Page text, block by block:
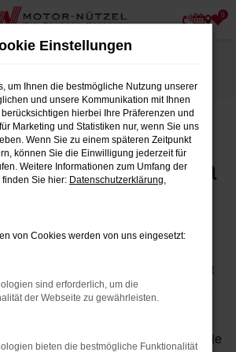
0
Motor-Nützel
für Fulda
Nützel
von Fulda nach einem Fahrzeug
eines Neuwagens mit einem
ist der Proace von Toyota mit
Motor-Nützel die ideale Wahl für Sie.
wir Ihr zuverlässiges Toyota
von Fulda und bieten Ihnen eine
an Proace Tageszulassungen, die
Einstellungen
um Ihnen die bestmögliche Nutzung unserer
und unsere Kommunikation mit Ihnen
hierbei Ihre Präferenzen und
Marketing und Statistiken nur, wenn Sie uns
Wenn Sie zu einem späteren Zeitpunkt
können Sie die Einwilligung jederzeit für
Weitere Informationen zum Umfang der
Sie hier: Datenschutzerklärung,
von Cookies werden von uns eingesetzt:
sind erforderlich, um die
der Webseite zu gewährleisten.
bieten die bestmögliche Funktionalität